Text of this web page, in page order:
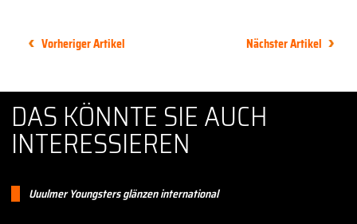
Vorheriger Artikel Nächster Artikel
DAS KÖNNTE SIE AUCH
INTERESSIEREN
Uuulmer Youngsters glänzen international